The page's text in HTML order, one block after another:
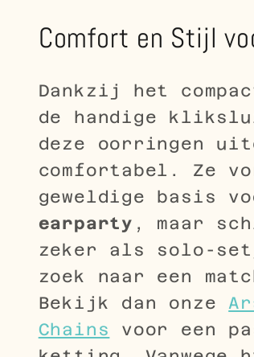
Comfort en Stijl
Dankzij het
de handige
deze oorringen
comfortabel. Ze
geweldige basis
earparty , maar
zeker als solo-
zoek naar een
Bekijk dan onze
Chains voor een